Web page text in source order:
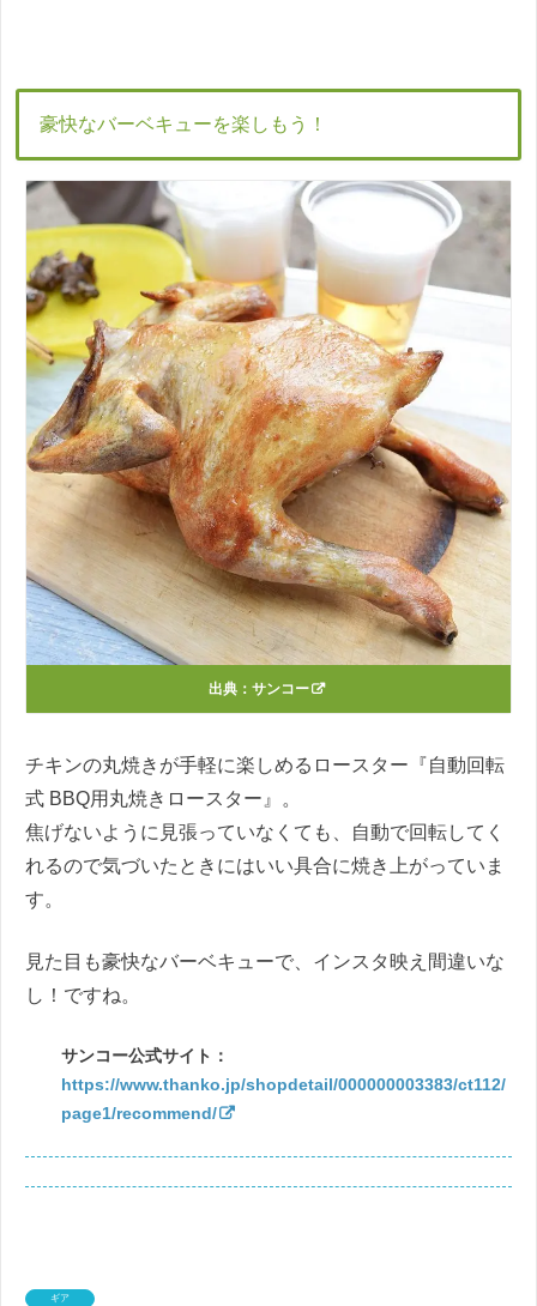
豪快なバーベキューを楽しもう！
出典： サンコー
チキンの丸焼きが手軽に楽しめるロースター『自動回転
式 BBQ用丸焼きロースター』。
焦げないように見張っていなくても、自動で回転してく
れるので気づいたときにはいい具合に焼き上がっていま
す。
見た目も豪快なバーベキューで、インスタ映え間違いな
し！ですね。
サンコー公式サイト：
https://www.thanko.jp/shopdetail/000000003383/ct112/
page1/recommend/
ギア